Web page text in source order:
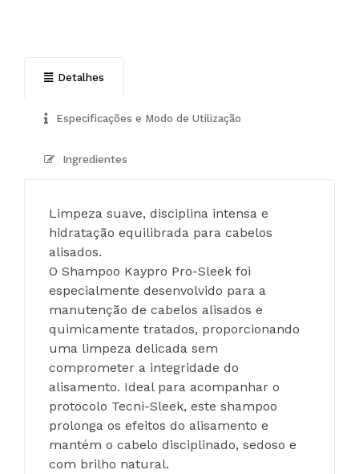
Detalhes
Especificações e Modo de Utilização
Ingredientes
Limpeza suave, disciplina intensa e
hidratação equilibrada para cabelos
alisados.
O Shampoo Kaypro Pro-Sleek foi
especialmente desenvolvido para a
manutenção de cabelos alisados e
quimicamente tratados, proporcionando
uma limpeza delicada sem
comprometer a integridade do
alisamento. Ideal para acompanhar o
protocolo Tecni-Sleek, este shampoo
prolonga os efeitos do alisamento e
mantém o cabelo disciplinado, sedoso e
com brilho natural.